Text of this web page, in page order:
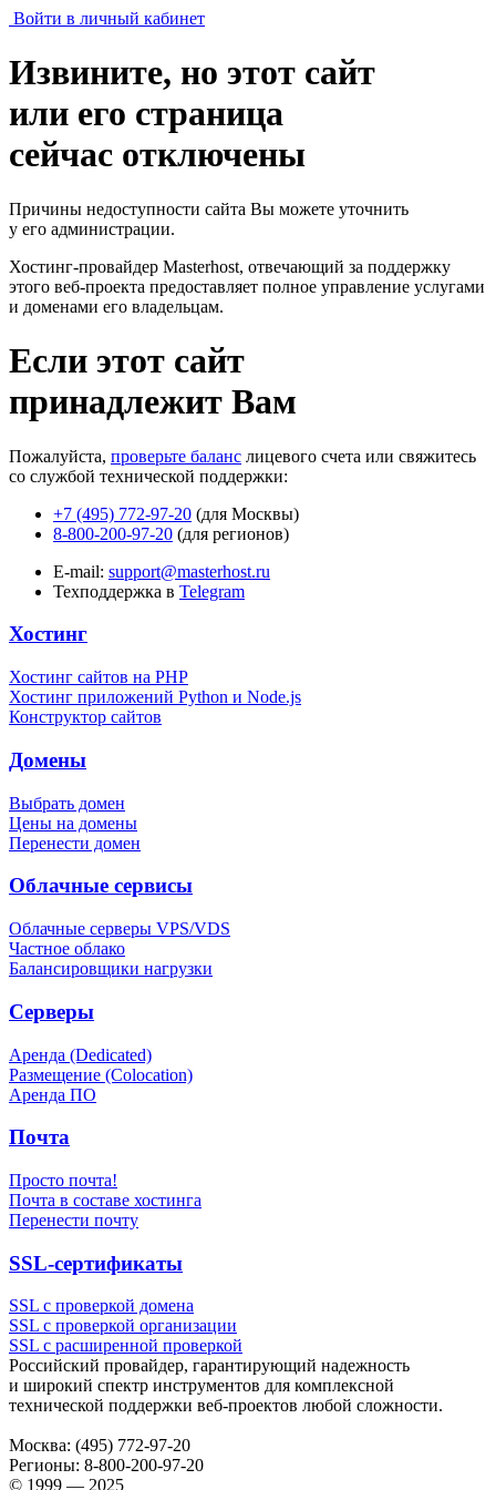
Войти в личный кабинет
Извините, но этот сайт
или его страница
сейчас отключены
Причины недоступности сайта Вы можете уточнить
у его администрации.
Хостинг-провайдер Masterhost, отвечающий за поддержку
этого веб-проекта предоставляет полное управление услугами
и доменами его владельцам.
Если этот сайт
принадлежит Вам
Пожалуйста, проверьте баланс лицевого счета или свяжитесь
со службой технической поддержки:
+7 (495) 772-97-20 (для Москвы)
8-800-200-97-20 (для регионов)
E-mail: support@masterhost.ru
Техподдержка в Telegram
Хостинг
Хостинг сайтов на PHP
Хостинг приложений Python и Node.js
Конструктор сайтов
Домены
Выбрать домен
Цены на домены
Перенести домен
Облачные сервисы
Облачные серверы VPS/VDS
Частное облако
Балансировщики нагрузки
Серверы
Аренда (Dedicated)
Размещение (Colocation)
Аренда ПО
Почта
Просто почта!
Почта в составе хостинга
Перенести почту
SSL-сертификаты
SSL с проверкой домена
SSL с проверкой организации
SSL с расширенной проверкой
Российский провайдер, гарантирующий надежность
и широкий спектр инструментов для комплексной
технической поддержки веб-проектов любой сложности.
Москва: (495) 772-97-20
Регионы: 8-800-200-97-20
© 1999 — 2025